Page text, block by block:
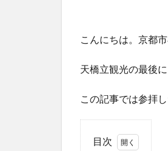
こんにちは。京都
天橋立観光の最後
この記事では参拝
目次